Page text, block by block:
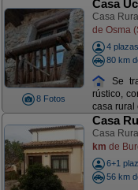
8 Fotos
Casa
Casa
de Osma
4 plazas
80 km
Se
rústico,
casa rural
Casa
Casa
km de
6+1
56 km